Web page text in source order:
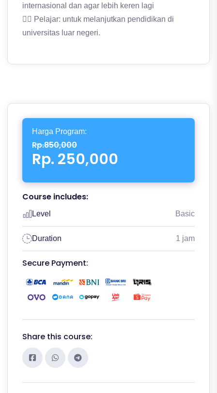
internasional dan agar lebih keren lagi
👉🏻 Pelajar: untuk melanjutkan pendidikan di
universitas luar negeri.
Harga Program:
Rp.850,000
Rp. 250,000
Course includes:
Level Basic
Duration 1 jam
Secure Payment:
Share this course: